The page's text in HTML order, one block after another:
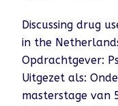
Discussing drug
in the
Opdrachtgever:
Uitgezet als:
masterstage van